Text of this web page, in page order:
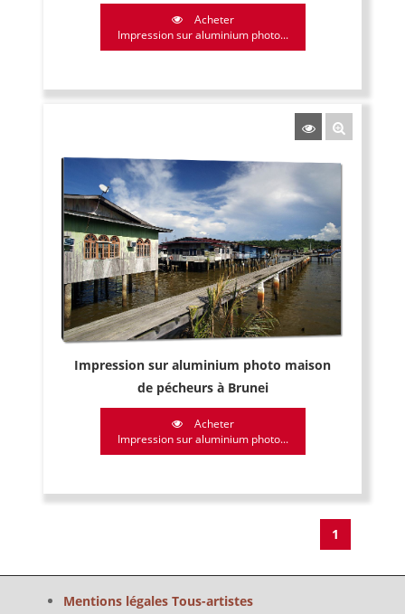
Acheter
Impression sur aluminium photo...
Impression sur aluminium photo maison
de pécheurs à Brunei
Acheter
Impression sur aluminium photo...
1
Mentions légales Tous-artistes